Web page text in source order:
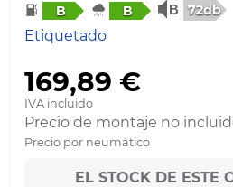
B B 72db
Etiquetado
169,89 €
IVA incluido
Precio de montaje no
Precio por neumático
EL STOCK DE ESTE